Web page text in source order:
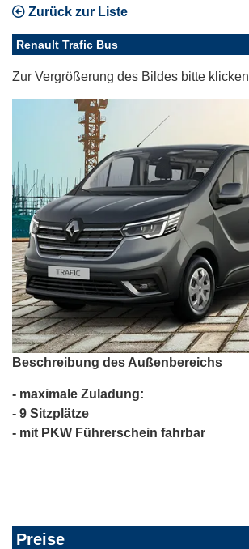
Zurück zur Liste
Renault Trafic Bus
Zur Vergrößerung des Bildes bitte klicken
Beschreibung des Außenbereichs
- maximale Zuladung:
- 9 Sitzplätze
- mit PKW Führerschein fahrbar
Preise